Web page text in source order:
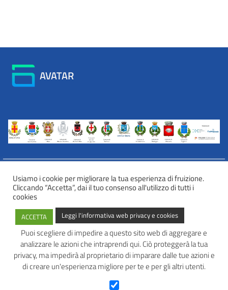
AVATAR
INFORMATIVA WEB PRIVACY E COOKIES
Privacy e cookies
Informazioni sulla privacy
Comunicazioni e modalità trasparenti per l’esercizio dei diritti
dell’interessato
AVATAR – Alleanza Territoriale per Azioni in Rete
Tel: 0445 691 472
Usiamo i cookie per migliorare la tua esperienza di fruizione.
Cliccando “Accetta”, dai il tuo consenso all'utilizzo di tutti i
cookies
ACCETTA Leggi l'informativa web privacy e cookies
Puoi scegliere di impedire a questo sito web di aggregare e
analizzare le azioni che intraprendi qui. Ciò proteggerà la tua
privacy, ma impedirà al proprietario di imparare dalle tue azioni e
di creare un'esperienza migliore per te e per gli altri utenti.